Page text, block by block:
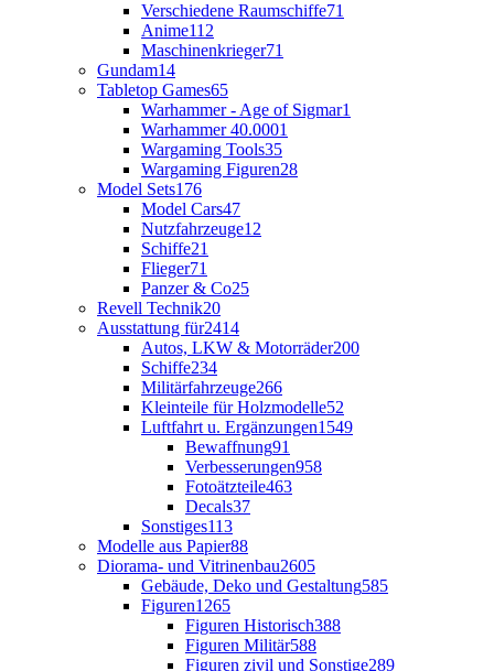
Verschiedene Raumschiffe71
Anime112
Maschinenkrieger71
Gundam14
Tabletop Games65
Warhammer - Age of Sigmar1
Warhammer 40.0001
Wargaming Tools35
Wargaming Figuren28
Model Sets176
Model Cars47
Nutzfahrzeuge12
Schiffe21
Flieger71
Panzer & Co25
Revell Technik20
Ausstattung für2414
Autos, LKW & Motorräder200
Schiffe234
Militärfahrzeuge266
Kleinteile für Holzmodelle52
Luftfahrt u. Ergänzungen1549
Bewaffnung91
Verbesserungen958
Fotoätzteile463
Decals37
Sonstiges113
Modelle aus Papier88
Diorama- und Vitrinenbau2605
Gebäude, Deko und Gestaltung585
Figuren1265
Figuren Historisch388
Figuren Militär588
Figuren zivil und Sonstige289